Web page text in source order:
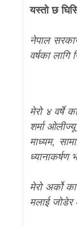
यस्तो छ
नेपाल
वर्षका
मेरो ४ वर्षे
शर्मा
माध्यम,
ध्यानाकर्षण
मेरो अर्को
मलाई जोडेर